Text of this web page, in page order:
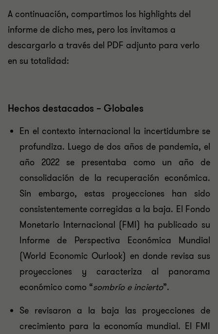
A continuación, compartimos los highlights del
informe de dicho mes, pero los invitamos a
descargarlo a través del PDF adjunto para verlo
en su totalidad:
Hechos destacados – Globales
En el contexto internacional la incertidumbre se
profundiza. Luego de dos años de pandemia, el
año 2022 se presentaba como un año de
consolidación de la recuperación económica.
Sin embargo, estas proyecciones han sido
consistentemente corregidas a la baja. El Fondo
Monetario Internacional (FMI) ha publicado su
Informe de Perspectiva Económica Mundial
(World Economic Ourlook) en donde revisa sus
proyecciones y caracteriza al panorama
económico como “sombrío e incierto”.
Se revisaron a la baja las proyecciones de
crecimiento para la economía mundial. El FMI